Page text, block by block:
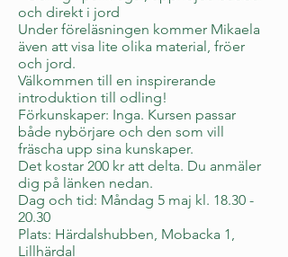
och direkt i jord
Under föreläsningen kommer Mikaela
även att visa lite olika material, fröer
och jord.
Välkommen till en inspirerande
introduktion till odling!
Förkunskaper: Inga. Kursen passar
både nybörjare och den som vill
fräscha upp sina kunskaper.
Det kostar 200 kr att delta. Du anmäler
dig på länken nedan.
Dag och tid: Måndag 5 maj kl. 18.30 -
20.30
Plats: Härdalshubben, Mobacka 1,
Lillhärdal